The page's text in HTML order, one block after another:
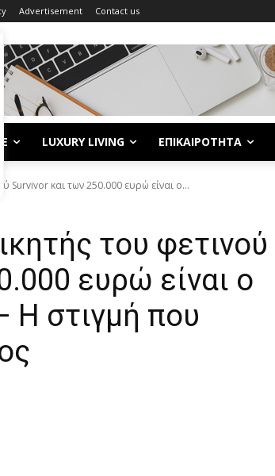
Advertisement Contact us
LUXURY LIVING ΕΠΙΚΑΙΡΟΤΗΤΑ
Survivor και των 250.000 ευρώ είναι ο...
του φετινού
ευρώ είναι ο
Η στιγμή που